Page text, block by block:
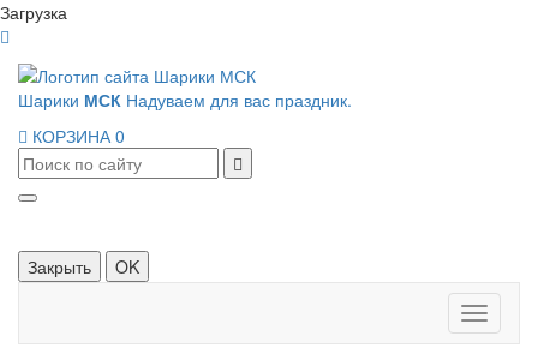
Загрузка
Шарики МСК Надуваем для вас праздник.
КОРЗИНА 0
Закрыть OK
Панель